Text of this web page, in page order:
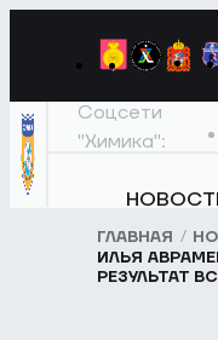
Соцсети
"Химика":
ГЛАВНАЯ
ИЛЬЯ
РЕЗУЛЬТАТ